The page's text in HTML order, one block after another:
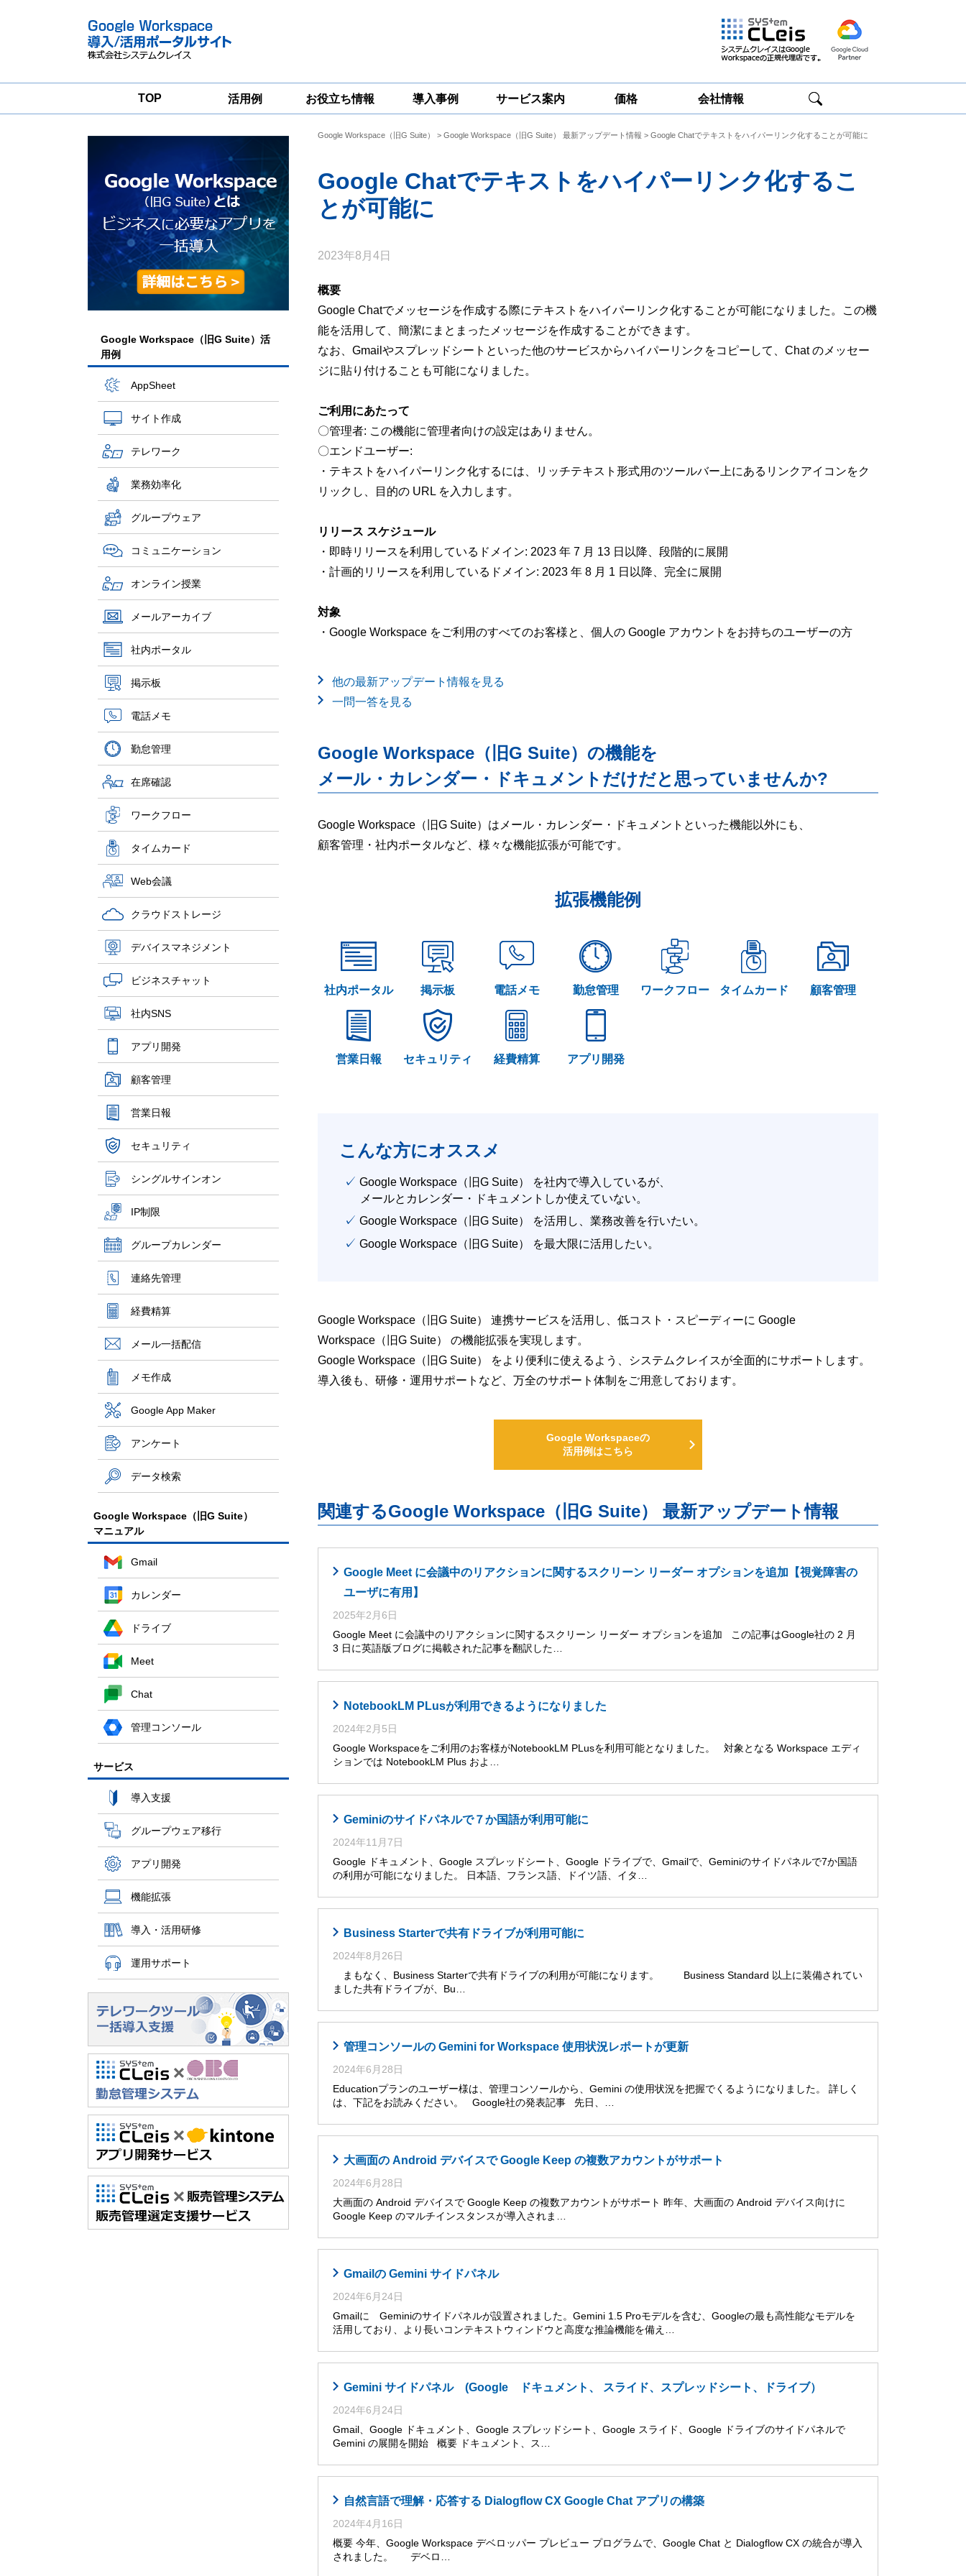
TOP 活用例 お役立ち情報
一問一答 コラム
導入事例 サービス案内
支援サービス
グループウェア
移行支援
Google
対策サービス
Google
Google
Google
Google
価格 会社情報
Google Workspace（旧G Suite）活
用例
AppSheet
サイト作成
テレワーク
業務効率化
グループウェア
コミュニケーション
オンライン授業
メールアーカイブ
社内ポータル
掲示板
電話メモ
勤怠管理
在席確認
ワークフロー
タイムカード
Web会議
クラウドストレージ
デバイスマネジメント
ビジネスチャット
社内SNS
アプリ開発
顧客管理
営業日報
セキュリティ
シングルサインオン
IP制限
グループカレンダー
連絡先管理
経費精算
メール一括配信
メモ作成
Google App Maker
アンケート
データ検索
Google Workspace（旧G Suite）
マニュアル
Gmail
カレンダー
ドライブ
Meet
Chat
管理コンソール
サービス
導入支援
グループウェア移行
アプリ開発
機能拡張
導入・活用研修
運用サポート
Google Workspace（旧G Suite） > Google Workspace（旧G Suite） 最新アップデート情報 > Google Chatでテキストをハイパーリンク化することが可能に
Google Chatでテキストをハイパーリンク化するこ
とが可能に
2023年8月4日
概要
Google Chatでメッセージを作成する際にテキストをハイパーリンク化することが可能になりました。この機
能を活用して、簡潔にまとまったメッセージを作成することができます。
なお、Gmailやスプレッドシートといった他のサービスからハイパーリンクをコピーして、Chat のメッセー
ジに貼り付けることも可能になりました。
ご利用にあたって
〇管理者: この機能に管理者向けの設定はありません。
〇エンドユーザー:
・テキストをハイパーリンク化するには、リッチテキスト形式用のツールバー上にあるリンクアイコンをク
リックし、目的の URL を入力します。
リリース スケジュール
・即時リリースを利用しているドメイン: 2023 年 7 月 13 日以降、段階的に展開
・計画的リリースを利用しているドメイン: 2023 年 8 月 1 日以降、完全に展開
対象
・Google Workspace をご利用のすべてのお客様と、個人の Google アカウントをお持ちのユーザーの方
他の最新アップデート情報を見る
一問一答を見る
Google Workspace（旧G Suite）の機能を
メール・カレンダー・ドキュメントだけだと思っていませんか?
Google Workspace（旧G Suite）はメール・カレンダー・ドキュメントといった機能以外にも、
顧客管理・社内ポータルなど、様々な機能拡張が可能です。
拡張機能例
社内ポータル 掲示板 電話メモ 勤怠管理 ワークフロー タイムカード 顧客管理
営業日報 セキュリティ 経費精算 アプリ開発
こんな方にオススメ
✓ Google Workspace（旧G Suite） を社内で導入しているが、
メールとカレンダー・ドキュメントしか使えていない。
✓ Google Workspace（旧G Suite） を活用し、業務改善を行いたい。
✓ Google Workspace（旧G Suite） を最大限に活用したい。
Google Workspace（旧G Suite） 連携サービスを活用し、低コスト・スピーディーに Google
Workspace（旧G Suite） の機能拡張を実現します。
Google Workspace（旧G Suite） をより便利に使えるよう、システムクレイスが全面的にサポートします。
導入後も、研修・運用サポートなど、万全のサポート体制をご用意しております。
Google Workspaceの
活用例はこちら
関連するGoogle Workspace（旧G Suite） 最新アップデート情報
Google Meet に会議中のリアクションに関するスクリーン リーダー オプションを追加【視覚障害の
ユーザに有用】
2025年2月6日
Google Meet に会議中のリアクションに関するスクリーン リーダー オプションを追加 この記事はGoogle社の 2 月
3 日に英語版ブログに掲載された記事を翻訳した…
NotebookLM PLusが利用できるようになりました
2024年2月5日
Google Workspaceをご利用のお客様がNotebookLM PLusを利用可能となりました。 対象となる Workspace エディ
ションでは NotebookLM Plus およ…
Geminiのサイドパネルで７か国語が利用可能に
2024年11月7日
Google ドキュメント、Google スプレッドシート、Google ドライブで、Gmailで、Geminiのサイドパネルで7か国語
の利用が可能になりました。 日本語、フランス語、ドイツ語、イタ…
Business Starterで共有ドライブが利用可能に
2024年8月26日
まもなく、Business Starterで共有ドライブの利用が可能になります。 Business Standard 以上に装備されてい
ました共有ドライブが、Bu…
管理コンソールの Gemini for Workspace 使用状況レポートが更新
2024年6月28日
Educationプランのユーザー様は、管理コンソールから、Gemini の使用状況を把握でくるようになりました。 詳しく
は、下記をお読みください。 Google社の発表記事 先日、…
大画面の Android デバイスで Google Keep の複数アカウントがサポート
2024年6月28日
大画面の Android デバイスで Google Keep の複数アカウントがサポート 昨年、大画面の Android デバイス向けに
Google Keep のマルチインスタンスが導入されま…
Gmailの Gemini サイドパネル
2024年6月24日
Gmailに Geminiのサイドパネルが設置されました。Gemini 1.5 Proモデルを含む、Googleの最も高性能なモデルを
活用しており、より長いコンテキストウィンドウと高度な推論機能を備え…
Gemini サイドパネル (Google ドキュメント、 スライド、スプレッドシート、ドライブ）
2024年6月24日
Gmail、Google ドキュメント、Google スプレッドシート、Google スライド、Google ドライブのサイドパネルで
Gemini の展開を開始 概要 ドキュメント、ス…
自然言語で理解・応答する Dialogflow CX Google Chat アプリの構築
2024年4月16日
概要 今年、Google Workspace デベロッパー プレビュー プログラムで、Google Chat と Dialogflow CX の統合が導入
されました。 デベロ…